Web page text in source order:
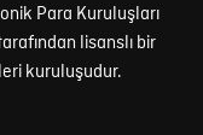
Para Kuruluşları
lisanslı bir
kuruluşudur.